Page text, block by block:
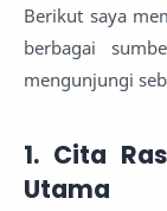
Berikut saya
berbagai
mengunjungi
1. Cita
Utama